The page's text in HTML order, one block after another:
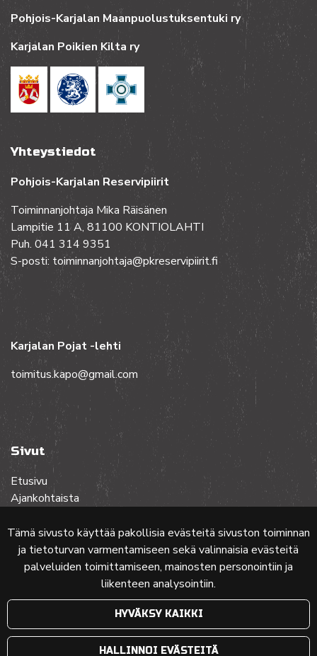
Tämä sivusto käyttää pakollisia evästeitä sivuston toiminnan
ja tietoturvan varmentamiseen sekä valinnaisia evästeitä
palveluiden toimittamiseen, mainosten personointiin ja
liikenteen analysointiin.
HYVÄKSY KAIKKI
HALLINNOI EVÄSTEITÄ
Pohjois-Karjalan Maanpuolustuksentuki ry
Karjalan Poikien Kilta ry
Yhteystiedot
Pohjois-Karjalan Reservipiirit
Toiminnanjohtaja Mika Räisänen
Lampitie 11 A, 81100 KONTIOLAHTI
Puh. 041 314 9351
S-posti: toiminnanjohtaja@pkreservipiirit.fi
Karjalan Pojat -lehti
toimitus.kapo@gmail.com
Sivut
Etusivu
Ajankohtaista
Lehdet
Yhteistyössä
Ota yhteyttä
Etusivun karttakuva: MML (Nimeä CC 4.0, muokattu)
© 2024 PKMT | VerkkosivuatFlow Oy